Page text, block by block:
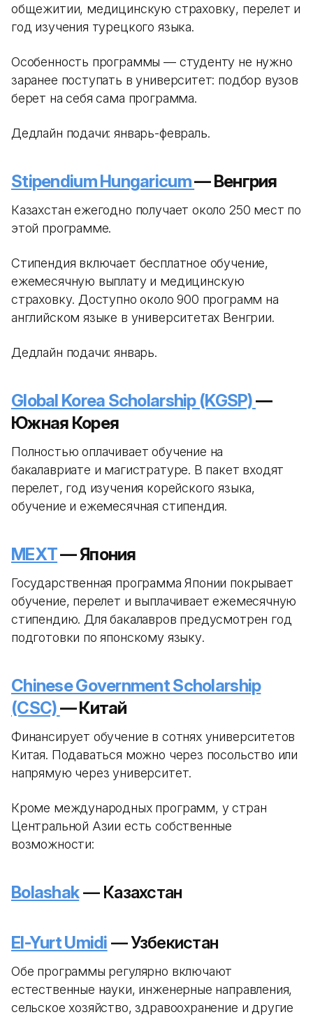
общежитии, медицинскую страховку, перелет и
год изучения турецкого языка.
Особенность программы — студенту не нужно
заранее поступать в университет: подбор вузов
берет на себя сама программа.
Дедлайн подачи: январь-февраль.
Stipendium Hungaricum— Венгрия
Казахстан ежегодно получает около 250 мест по
этой программе.
Стипендия включает бесплатное обучение,
ежемесячную выплату и медицинскую
страховку. Доступно около 900 программ на
английском языке в университетах Венгрии.
Дедлайн подачи: январь.
Global Korea Scholarship (KGSP)—
Южная Корея
Полностью оплачивает обучение на
бакалавриате и магистратуре. В пакет входят
перелет, год изучения корейского языка,
обучение и ежемесячная стипендия.
MEXT— Япония
Государственная программа Японии покрывает
обучение, перелет и выплачивает ежемесячную
стипендию. Для бакалавров предусмотрен год
подготовки по японскому языку.
Chinese Government Scholarship
(CSC)— Китай
Финансирует обучение в сотнях университетов
Китая. Подаваться можно через посольство или
напрямую через университет.
Кроме международных программ, у стран
Центральной Азии есть собственные
возможности:
Bolashak— Казахстан
El-Yurt Umidi — Узбекистан
Обе программы регулярно включают
естественные науки, инженерные направления,
сельское хозяйство, здравоохранение и другие